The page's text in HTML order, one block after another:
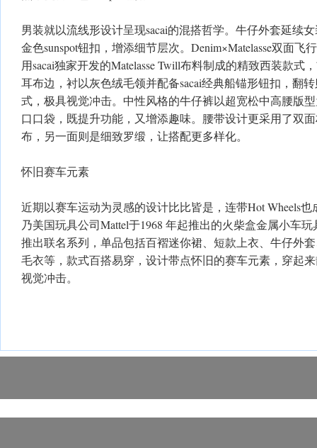
男装就以流线形设计呈现sacai的混搭哲学。牛仔外套延续
金色sunspot钮扣，增添细节层次。Denim×Matelasse双面飞
用sacai独家开发的Matelasse Twill布料制成的精致西装款式
耳布边，衬以灰色绒毛领并配备sacai经典船锚形钮扣，翻
式，极具视觉冲击。中性风格的牛仔裤以超宽松中高腰版
口口袋，既提升功能，又增添趣味。腰带设计更采用了双
布，另一面则是细致罗缎，让搭配更多样化。
怀旧赛车元素
近期以赛车运动为灵感的设计比比皆是，连带Hot Wheels也
乃美国玩具公司Mattel于1968 年起推出的火柴盒金属小车
推出联名系列，单品包括百褶迷你裙、短款上衣、牛仔外
毛衣等，款式百搭易穿，设计带点怀旧的赛车元素，穿起
视觉冲击。